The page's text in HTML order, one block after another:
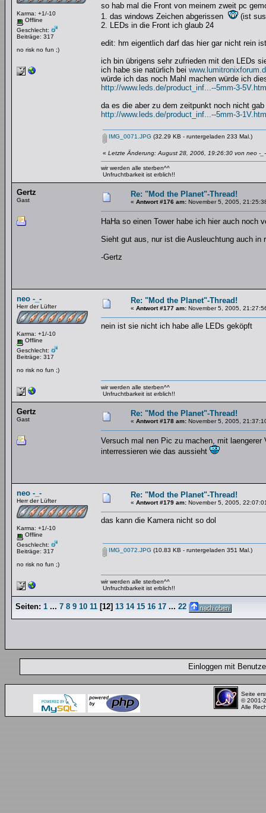
Karma: +1/-10
Offline
Geschlecht:
Beiträge: 317
no risk no fun ;)
so hab mal die Front von meinem zweit pc
1. das windows Zeichen abgerissen
(ist
2. LEDs in die Front ich glaub 24
edit: hm eigentlich darf das hier gar nicht rein
ich bin übrigens sehr zufrieden mit den LEDs
ich habe sie natürlich bei
würde ich das noch Mahl machen würde ich
http://www.leds.de/product_inf...--5mm-3-
da es die aber zu dem zeitpunkt noch nicht
http://www.leds.de/product_inf...--5mm-3-
IMG_0071.JPG (32.29 KB - runtergeladen 233 Mal.)
« Letzte Änderung: August 28, 2006, 19:26:30 von neo -_-
wir werden alle sterben^^
Unfruchtbarkeit ist erblich!!
Gertz
Gast
Re: "Mod the Planet"-Thread!
« Antwort #176 am: November 5, 2005,
HaHa so einen Tower habe ich hier auch noch
Sieht gut aus, nur ist die Ausleuchtung auch
-Gertz
neo -_-
Herr der Lüfter
Karma: +1/-10
Offline
Geschlecht:
Beiträge: 317
no risk no fun ;)
Re: "Mod the Planet"-Thread!
« Antwort #177 am: November 5, 2005,
nein ist sie nicht ich habe alle LEDs geköpft
wir werden alle sterben^^
Unfruchtbarkeit ist erblich!!
Gertz
Gast
Re: "Mod the Planet"-Thread!
« Antwort #178 am: November 5, 2005,
Versuch mal nen Pic zu machen, mit
interressieren wie das aussieht
neo -_-
Herr der Lüfter
Karma: +1/-10
Offline
Geschlecht:
Beiträge: 317
no risk no fun ;)
Re: "Mod the Planet"-Thread!
« Antwort #179 am: November 5, 2005,
das kann die Kamera nicht so dol
IMG_0072.JPG (10.83 KB - runtergeladen 351 Mal.)
wir werden alle sterben^^
Unfruchtbarkeit ist erblich!!
Seiten: 1 ... 7 8 9 10 11 [12] 13 14 15 16 17 ... 22
Einloggen mit
Seite
© 2001-
Alle